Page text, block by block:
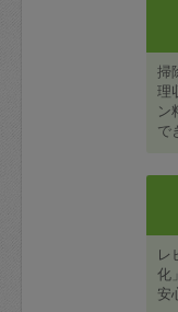
掃
理
ン
で
レ
化
安